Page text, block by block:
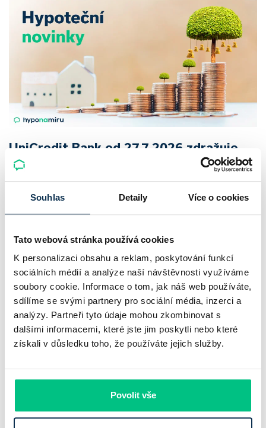
Souhlas Detaily Více o cookies
Tato webová stránka používá cookies
K personalizaci obsahu a reklam, poskytování funkcí
sociálních médií a analýze naší návštěvnosti využíváme
soubory cookie. Informace o tom, jak náš web používáte,
sdílíme se svými partnery pro sociální média, inzerci a
analýzy. Partneři tyto údaje mohou zkombinovat s
dalšími informacemi, které jste jim poskytli nebo které
získali v důsledku toho, že používáte jejich služby.
Povolit vše
UniCredit Bank od 27.7.2026 zdražuje
hypotéky, zatímco Raiffeisenbank
prodloužila slevu do 6.9.2026
růstu. UniCredit Bank od 27.7.2026 zvýšila hypoteční sazby
plošně o 0,1…
Pavel Pohanka| aktualizováno: 04.08.2026
4 minuty k přečtení